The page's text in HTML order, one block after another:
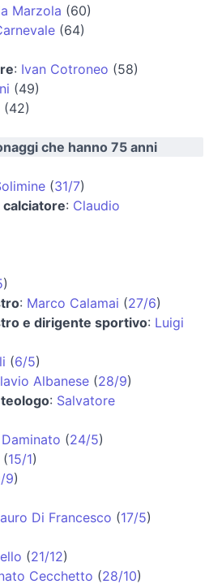
Marzola (60)
(64)
: Ivan Cotroneo (58)
(49)
(42)
che hanno 75 anni
(31/7)
calciatore: Claudio
)
: Marco Calamai (27/6)
e dirigente sportivo: Luigi
(6/5)
Albanese (28/9)
: Salvatore
(24/5)
(15/1)
9)
Di Francesco (17/5)
(21/12)
Cecchetto (28/10)